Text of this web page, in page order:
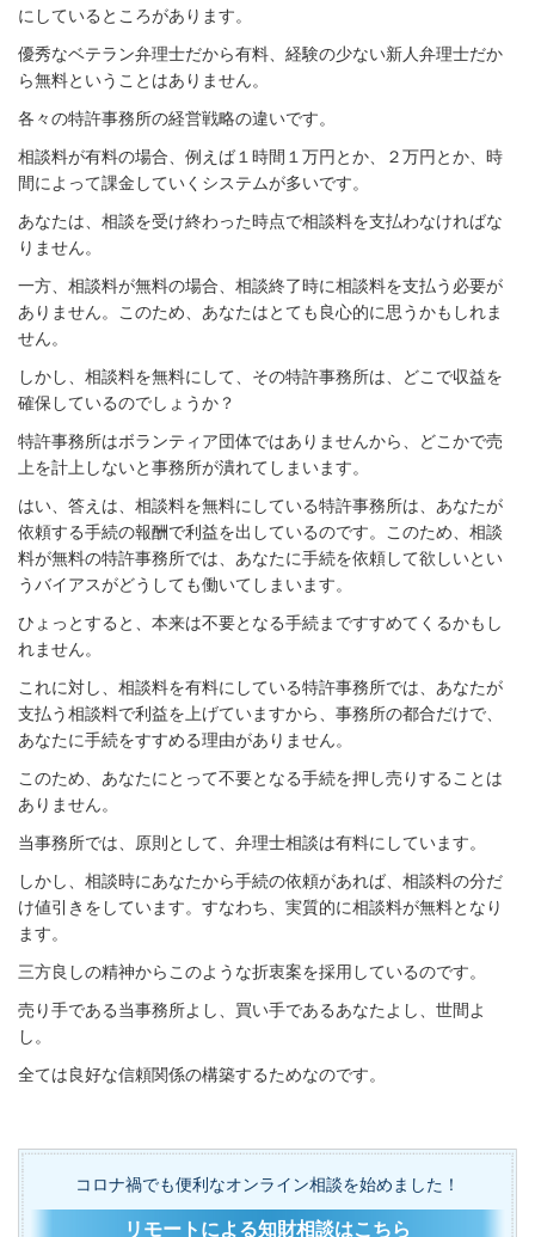
にしているところがあります。
優秀なベテラン弁理士だから有料、経験の少ない新人弁理士だか
ら無料ということはありません。
各々の特許事務所の経営戦略の違いです。
相談料が有料の場合、例えば１時間１万円とか、２万円とか、時
間によって課金していくシステムが多いです。
あなたは、相談を受け終わった時点で相談料を支払わなければな
りません。
一方、相談料が無料の場合、相談終了時に相談料を支払う必要が
ありません。このため、あなたはとても良心的に思うかもしれま
せん。
しかし、相談料を無料にして、その特許事務所は、どこで収益を
確保しているのでしょうか？
特許事務所はボランティア団体ではありませんから、どこかで売
上を計上しないと事務所が潰れてしまいます。
はい、答えは、相談料を無料にしている特許事務所は、あなたが
依頼する手続の報酬で利益を出しているのです。このため、相談
料が無料の特許事務所では、あなたに手続を依頼して欲しいとい
うバイアスがどうしても働いてしまいます。
ひょっとすると、本来は不要となる手続まですすめてくるかもし
れません。
これに対し、相談料を有料にしている特許事務所では、あなたが
支払う相談料で利益を上げていますから、事務所の都合だけで、
あなたに手続をすすめる理由がありません。
このため、あなたにとって不要となる手続を押し売りすることは
ありません。
当事務所では、原則として、弁理士相談は有料にしています。
しかし、相談時にあなたから手続の依頼があれば、相談料の分だ
け値引きをしています。すなわち、実質的に相談料が無料となり
ます。
三方良しの精神からこのような折衷案を採用しているのです。
売り手である当事務所よし、買い手であるあなたよし、世間よ
し。
全ては良好な信頼関係の構築するためなのです。
コロナ禍でも便利なオンライン相談を始めました！
リモートによる知財相談はこちら